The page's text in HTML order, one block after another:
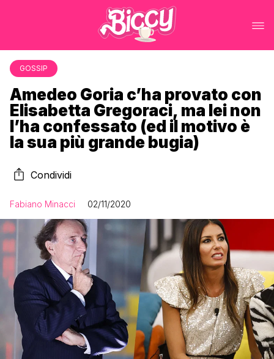
GOSSIP
Amedeo Goria c’ha provato con
Elisabetta Gregoraci, ma lei non
l’ha confessato (ed il motivo è
la sua più grande bugia)
Condividi
Fabiano Minacci 02/11/2020